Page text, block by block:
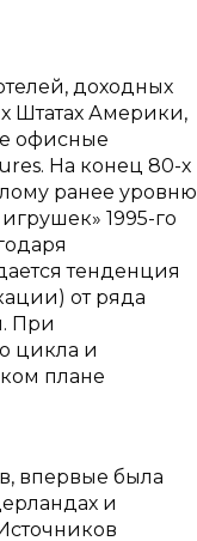
доходных
Штатах Америки,
офисные
На конец 80-х
ранее уровню
1995-го
тенденция
от ряда
При
цикла и
плане
впервые была
и